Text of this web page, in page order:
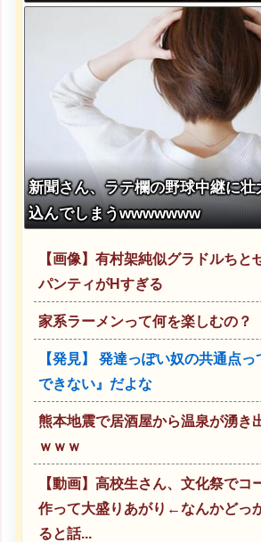
新聞さん、ラテ欄の野球中継に
込んでしまうwwwwwww
【画像】有村架純似グラドルちと
パンティがHすぎる
家系ラーメンって何を楽しむの？
【発見】 発達っぽい奴の共通点
できない』だよな
熊本地震で居酒屋から温泉が湧き
ｗｗｗ
【動画】高校生さん、文化祭でコ
作って大盛りあがり←なんかどっ
ると話...